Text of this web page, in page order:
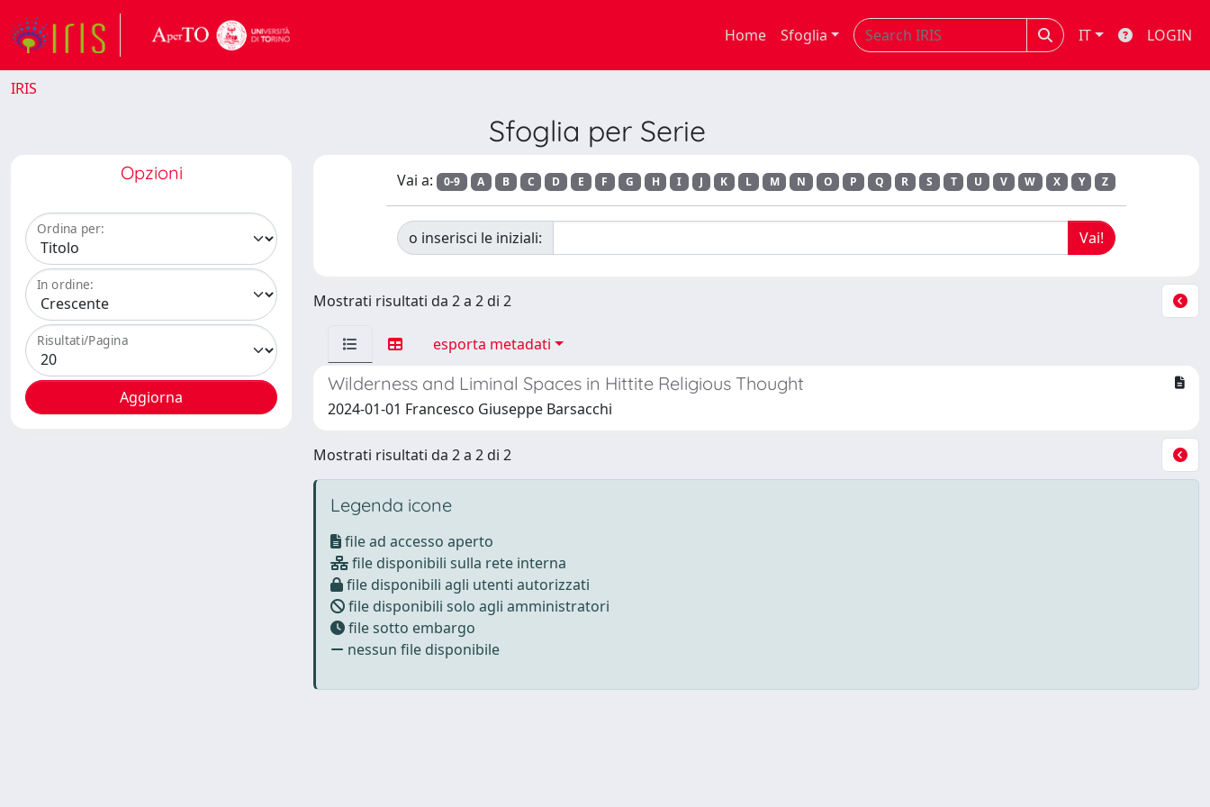
Home Sfoglia IT LOGIN
IRIS
Sfoglia per Serie
Opzioni
Ordina per:
In ordine:
Risultati/Pagina
Vai a: 0-9 A B C D E F G H I J K L M N O P Q R S T U V W X Y Z
o inserisci le iniziali:
Mostrati risultati da 2 a 2 di 2
esporta metadati
Wilderness and Liminal Spaces in Hittite Religious Thought
2024-01-01 Francesco Giuseppe Barsacchi
Mostrati risultati da 2 a 2 di 2
Legenda icone
file ad accesso aperto
file disponibili sulla rete interna
file disponibili agli utenti autorizzati
file disponibili solo agli amministratori
file sotto embargo
nessun file disponibile